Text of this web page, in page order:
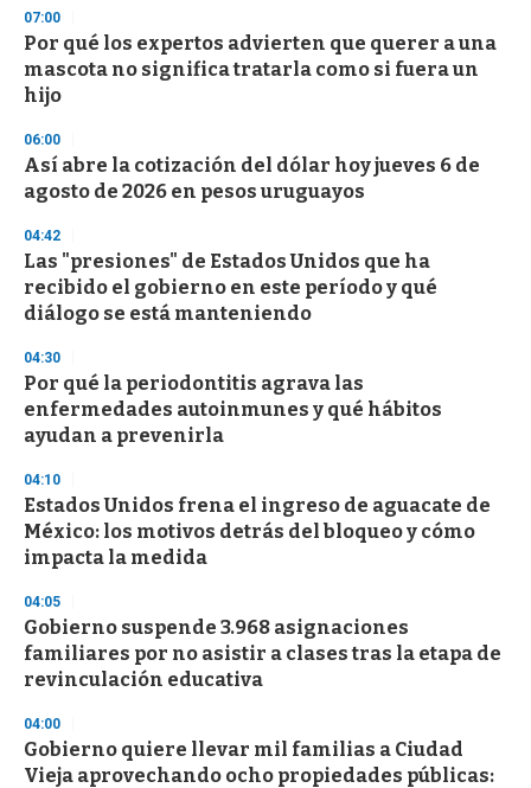
s
e
c
o
n
07:00
Por qué los expertos advierten que querer a una
mascota no significa tratarla como si fuera un
hijo
06:00
Así abre la cotización del dólar hoy jueves 6 de
agosto de 2026 en pesos uruguayos
04:42
Las "presiones" de Estados Unidos que ha
recibido el gobierno en este período y qué
diálogo se está manteniendo
04:30
Por qué la periodontitis agrava las
enfermedades autoinmunes y qué hábitos
ayudan a prevenirla
04:10
Estados Unidos frena el ingreso de aguacate de
México: los motivos detrás del bloqueo y cómo
impacta la medida
04:05
Gobierno suspende 3.968 asignaciones
familiares por no asistir a clases tras la etapa de
revinculación educativa
04:00
Gobierno quiere llevar mil familias a Ciudad
Vieja aprovechando ocho propiedades públicas: